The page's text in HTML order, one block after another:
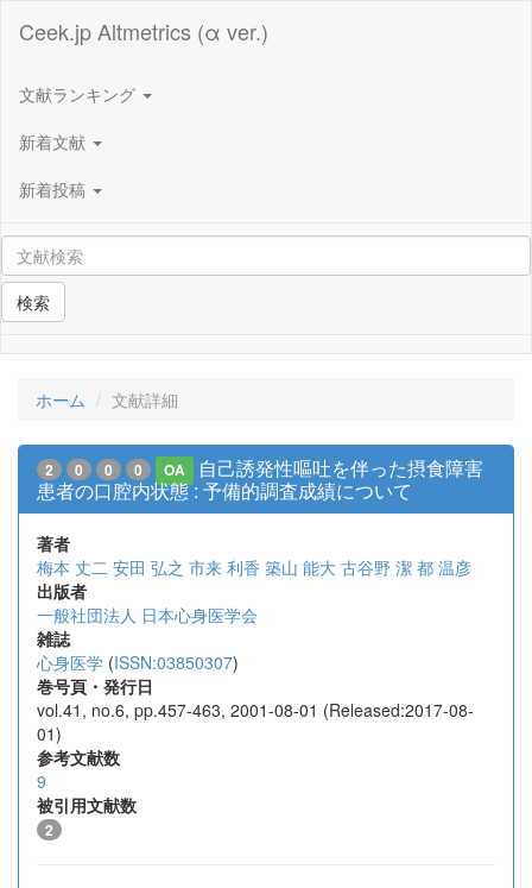
Ceek.jp Altmetrics (α ver.)
文献ランキング
新着文献
新着投稿
検索
ホーム 文献詳細
2 0 0 0 OA
自己誘発性嘔吐を伴った摂食障害
患者の口腔内状態 : 予備的調査成績について
著者
梅本 丈二 安田 弘之 市来 利香 築山 能大 古谷野 潔 都 温彦
出版者
一般社団法人 日本心身医学会
雑誌
心身医学 (ISSN:03850307)
巻号頁・発行日
vol.41, no.6, pp.457-463, 2001-08-01 (Released:2017-08-
01)
参考文献数
9
被引用文献数
2